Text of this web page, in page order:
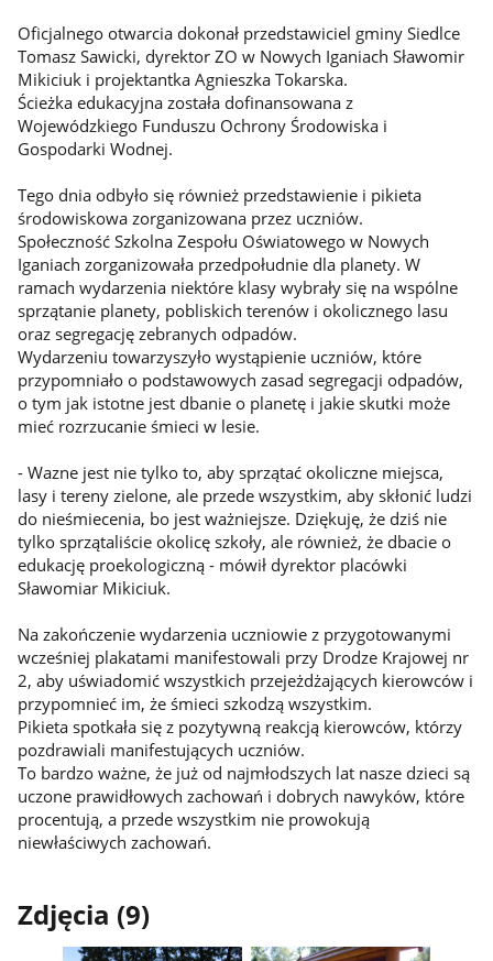
Oficjalnego otwarcia dokonał przedstawiciel gminy Siedlce
Tomasz Sawicki, dyrektor ZO w Nowych Iganiach Sławomir
Mikiciuk i projektantka Agnieszka Tokarska.
Ścieżka edukacyjna została dofinansowana z
Wojewódzkiego Funduszu Ochrony Środowiska i
Gospodarki Wodnej.
Tego dnia odbyło się również przedstawienie i pikieta
środowiskowa zorganizowana przez uczniów.
Społeczność Szkolna Zespołu Oświatowego w Nowych
Iganiach zorganizowała przedpołudnie dla planety. W
ramach wydarzenia niektóre klasy wybrały się na wspólne
sprzątanie planety, pobliskich terenów i okolicznego lasu
oraz segregację zebranych odpadów.
Wydarzeniu towarzyszyło wystąpienie uczniów, które
przypomniało o podstawowych zasad segregacji odpadów,
o tym jak istotne jest dbanie o planetę i jakie skutki może
mieć rozrzucanie śmieci w lesie.
- Wazne jest nie tylko to, aby sprzątać okoliczne miejsca,
lasy i tereny zielone, ale przede wszystkim, aby skłonić ludzi
do nieśmiecenia, bo jest ważniejsze. Dziękuję, że dziś nie
tylko sprzątaliście okolicę szkoły, ale również, że dbacie o
edukację proekologiczną - mówił dyrektor placówki
Sławomiar Mikiciuk.
Na zakończenie wydarzenia uczniowie z przygotowanymi
wcześniej plakatami manifestowali przy Drodze Krajowej nr
2, aby uświadomić wszystkich przejeżdżających kierowców i
przypomnieć im, że śmieci szkodzą wszystkim.
Pikieta spotkała się z pozytywną reakcją kierowców, którzy
pozdrawiali manifestujących uczniów.
To bardzo ważne, że już od najmłodszych lat nasze dzieci są
uczone prawidłowych zachowań i dobrych nawyków, które
procentują, a przede wszystkim nie prowokują
niewłaściwych zachowań.
Zdjęcia (9)